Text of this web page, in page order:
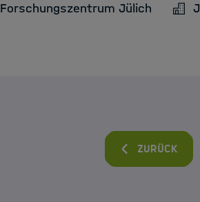
Forschungszentrum Jülich
Zurück